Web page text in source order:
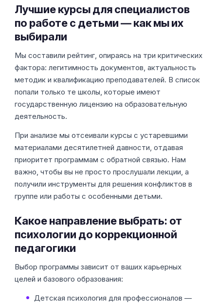
Лучшие курсы для специалистов
по работе с детьми — как мы их
выбирали
Мы составили рейтинг, опираясь на три критических
фактора: легитимность документов, актуальность
методик и квалификацию преподавателей. В список
попали только те школы, которые имеют
государственную лицензию на образовательную
деятельность.
При анализе мы отсеивали курсы с устаревшими
материалами десятилетней давности, отдавая
приоритет программам с обратной связью. Нам
важно, чтобы вы не просто прослушали лекции, а
получили инструменты для решения конфликтов в
группе или работы с особенными детьми.
Какое направление выбрать: от
психологии до коррекционной
педагогики
Выбор программы зависит от ваших карьерных
целей и базового образования:
Детская психология для профессионалов —